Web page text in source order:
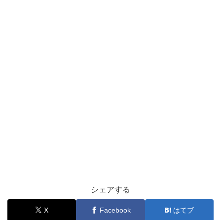
シェアする
X Facebook はてブ